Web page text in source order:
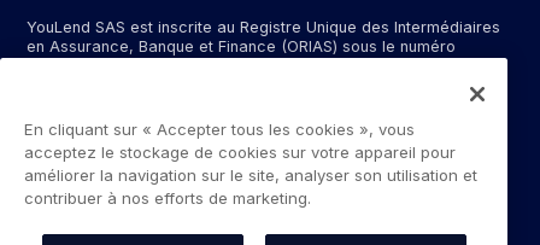
YouLend SAS est inscrite au Registre Unique des Intermédiaires
en Assurance, Banque et Finance (ORIAS) sous le numéro
d'intermédiaire bancaire exclusif d'un établissement bancaire
dont le nom peut vous être communiqué sur demande, et en tant
qu’intermédiaire de services de paiement pour YouLend ApS. Le
siège social de YouLend SAS est situé à la gare SNCF, 14 rue de
Dunkerque, 75010, Paris.
Les services de paiement fournis par YouLend Limited et
règlement pour les commerçants contrôlés par YouLend,
En cliquant sur « Accepter tous les cookies », vous
acceptez le stockage de cookies sur votre appareil pour
améliorer la navigation sur le site, analyser son utilisation et
contribuer à nos efforts de marketing.